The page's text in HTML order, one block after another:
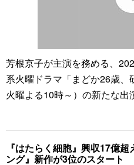
芳根京子が主演を務める、
系火曜ドラマ「まどか26歳
火曜よる10時～）の新たな出
『はたらく細胞』興収17億
ング』新作が3位のスタート